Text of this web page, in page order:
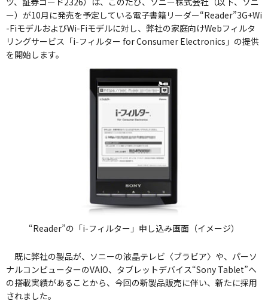
ー）が10月に発売を予定している電子書籍リーダー“Reader”3G+Wi
-FiモデルおよびWi-Fiモデルに対し、弊社の家庭向けWebフィルタ
リングサービス「i-フィルター for Consumer Electronics」の提供
を開始します。
“Reader”の「i-フィルター」申し込み画面（イメージ）
既に弊社の製品が、ソニーの液晶テレビ〈ブラビア〉や、パーソ
ナルコンピューターのVAIO、タブレットデバイス“Sony Tablet”へ
の搭載実績があることから、今回の新製品販売に伴い、新たに採用
されました。